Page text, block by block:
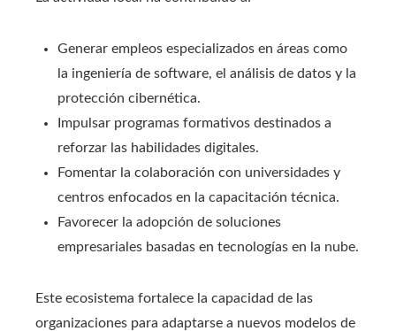
Generar empleos especializados en áreas como
la ingeniería de software, el análisis de datos y la
protección cibernética.
Impulsar programas formativos destinados a
reforzar las habilidades digitales.
Fomentar la colaboración con universidades y
centros enfocados en la capacitación técnica.
Favorecer la adopción de soluciones
empresariales basadas en tecnologías en la nube.
Este ecosistema fortalece la capacidad de las
organizaciones para adaptarse a nuevos modelos de